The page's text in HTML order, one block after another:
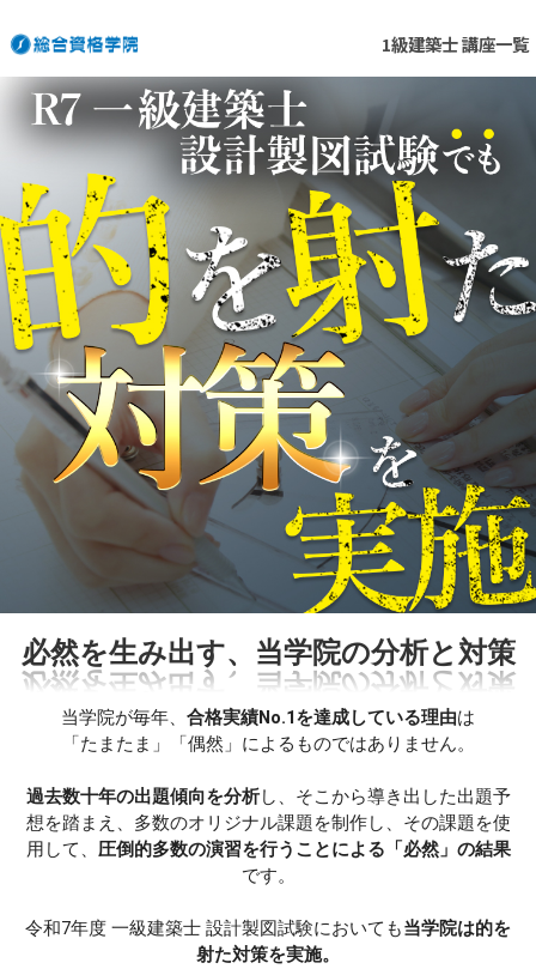
1級建築士 講座一覧
必然を生み出す、当学院の分析と対策
当学院が毎年、 合格実績No.1を達成している理由は
「たまたま」「偶然」によるものではありません。
過去数十年の出題傾向を分析し、そこから導き出した出題予
想を踏まえ、多数のオリジナル課題を制作し、その課題を使
用して、 圧倒的多数の演習を行うことによる「必然」の結果
です。
令和7年度 一級建築士 設計製図試験においても当学院は的を
射た対策を実施。